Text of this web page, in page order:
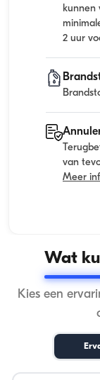
kunnen
2 uur
van
Meer
Wat
Kies een